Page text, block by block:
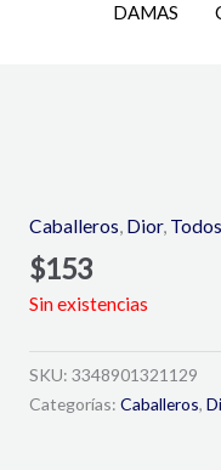
DAMAS
Caballeros Dior,
$153
Sin existencias
SKU: 3348901321129
Categorías: Caballeros,